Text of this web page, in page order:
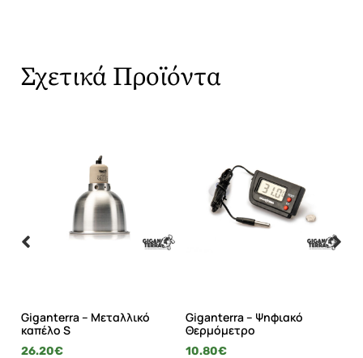
Σχετικά Προϊόντα
Giganterra – Μεταλλικό
καπέλο S
26.20€
Giganterra – Ψηφιακό
Θερμόμετρο
10.80€